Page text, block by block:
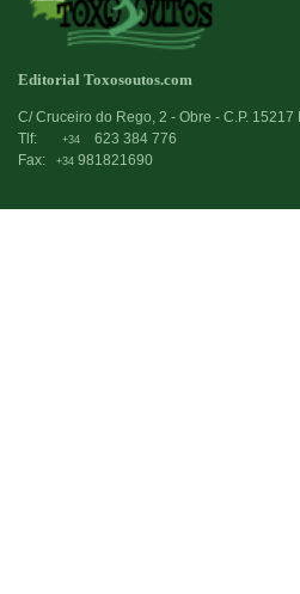
Editorial Toxosoutos.com
C/ Cruceiro do Rego, 2 - Obre - C.P. 15217
Tlf:
+34
623 384 776
Fax:
+34 981821690